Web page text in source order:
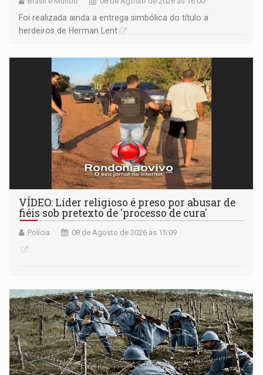
Foi realizada ainda a entrega simbólica do título a
herdeiros de Herman Lent
VÍDEO: Líder religioso é preso por abusar de
fiéis sob pretexto de 'processo de cura'
Polícia 08 de Agosto de 2026 às 15:09